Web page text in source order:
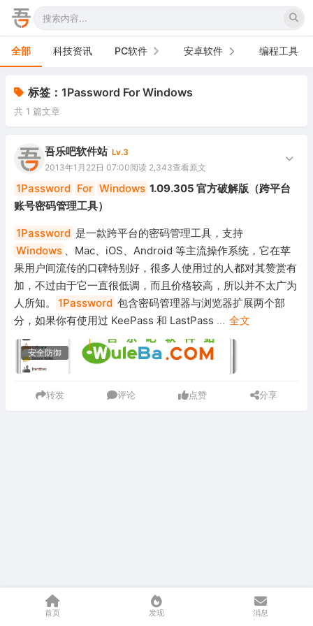
首页 发现 消息
全部 科技资讯 PC软件
办公软件
网络软件
图形图像
游戏娱乐
安全防御
系统下载
系统工具
安卓软件
手机软件
电视软件
车机软件
编程工具
标签：1Password For Windows
共 1 篇文章
吾乐吧软件站 Lv.3
2013年1月22日 07:00阅读 2,343查看原文
1Password For Windows 1.09.305 官方破解版（跨平台
账号密码管理工具）
1Password 是一款跨平台的密码管理工具，支持
Windows 、Mac、iOS、Android 等主流操作系统，它在苹
果用户间流传的口碑特别好，很多人使用过的人都对其赞赏有
加，不过由于它一直很低调，而且价格较高，所以并不太广为
人所知。
1Password 包含密码管理器与浏览器扩展两个部
分，如果你有使用过 KeePass 和 LastPass ... 全文
安全防御
转发 评论 点赞 分享